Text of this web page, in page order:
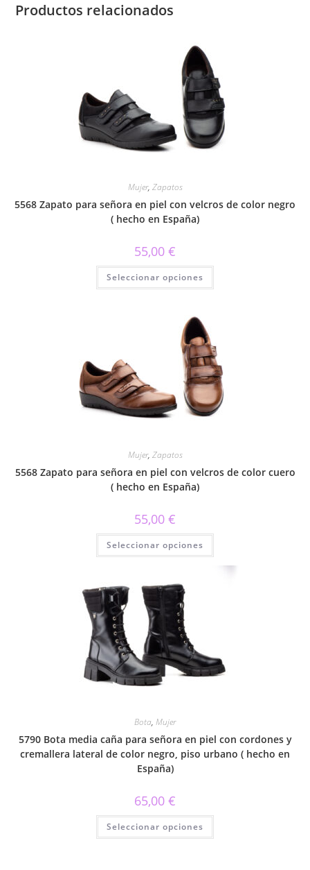
Productos relacionados
Mujer, Zapatos
5568 Zapato para señora en piel con velcros de color negro
( hecho en España)
55,00 €
Seleccionar opciones
Este
tiene
pueden
elegir
en
la
página
de
producto
Mujer, Zapatos
5568 Zapato para señora en piel con velcros de color cuero
( hecho en España)
55,00 €
Seleccionar opciones
Este
tiene
múltiples
página
de
producto
Bota, Mujer
5790 Bota media caña para señora en piel con cordones y
cremallera lateral de color negro, piso urbano ( hecho en
España)
65,00 €
Seleccionar opciones
Este
tiene